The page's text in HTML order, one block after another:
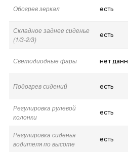
Обогрев зеркал есть
Складное заднее сиденье
(1/3-2/3)
есть
Светодиодные фары нет
Подогрев сидений есть
Регулировка рулевой
колонки
есть
Регулировка сиденья
водителя по высоте
есть